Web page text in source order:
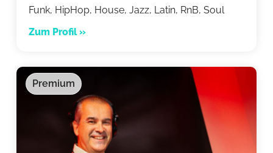
Funk, HipHop, House, Jazz, Latin, RnB, Soul
Zum Profil »
Premium